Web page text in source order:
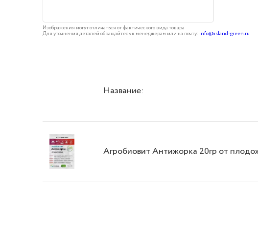
Изображения могут отличаться от фактического вида товара
Для уточнения деталей обращайтесь к менеджерам или на почту: info@island-green.ru
Название:
Агробиовит Антижорка 20гр от